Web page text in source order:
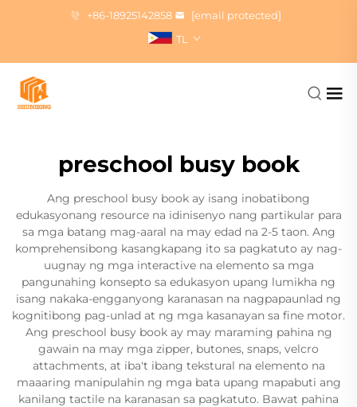
+86-18925142858
[email protected]
TL
preschool busy book
Ang preschool busy book ay isang inobatibong
edukasyonang resource na idinisenyo nang partikular para
sa mga batang mag-aaral na may edad na 2-5 taon. Ang
komprehensibong kasangkapang ito sa pagkatuto ay nag-
uugnay ng mga interactive na elemento sa mga
pangunahing konsepto sa edukasyon upang lumikha ng
isang nakaka-engganyong karanasan na nagpapaunlad ng
kognitibong pag-unlad at ng mga kasanayan sa fine motor.
Ang preschool busy book ay may maraming pahina ng
gawain na may mga zipper, butones, snaps, velcro
attachments, at iba't ibang tekstural na elemento na
maaaring manipulahin ng mga bata upang mapabuti ang
kanilang tactile na karanasan sa pagkatuto. Bawat pahina